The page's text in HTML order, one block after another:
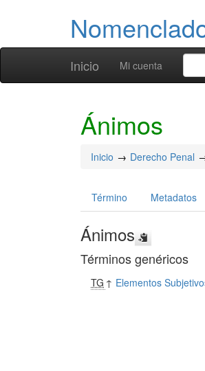
Inicio Mi cuenta
Ánimos
Inicio Derecho Penal
Término Metadatos
Ánimos
Términos genéricos
TG ↑ Elementos